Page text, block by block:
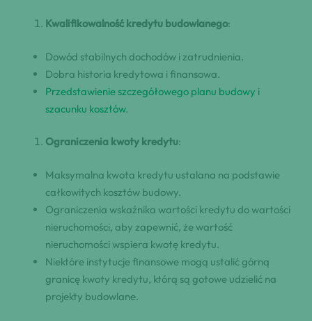
Kwalifikowalność kredytu budowlanego:
Dowód stabilnych dochodów i zatrudnienia.
Dobra historia kredytowa i finansowa.
Przedstawienie szczegółowego planu budowy i
szacunku kosztów.
Ograniczenia kwoty kredytu:
Maksymalna kwota kredytu ustalana na podstawie
całkowitych kosztów budowy.
Ograniczenia wskaźnika wartości kredytu do wartości
nieruchomości, aby zapewnić, że wartość
nieruchomości wspiera kwotę kredytu.
Niektóre instytucje finansowe mogą ustalić górną
granicę kwoty kredytu, którą są gotowe udzielić na
projekty budowlane.